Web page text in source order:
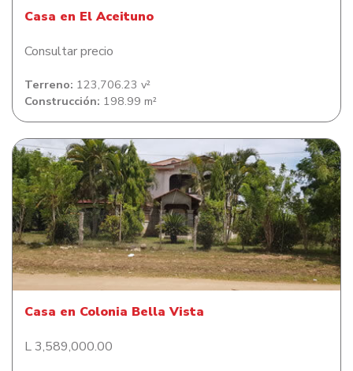
Casa en El Aceituno
Consultar precio
Terreno: 123,706.23 v²
Construcción: 198.99 m²
Casa en Colonia Bella Vista
Casa en Colonia Bella Vista
L 3,589,000.00